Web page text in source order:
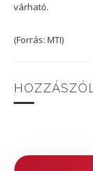
várható.
(Forrás: MTI)